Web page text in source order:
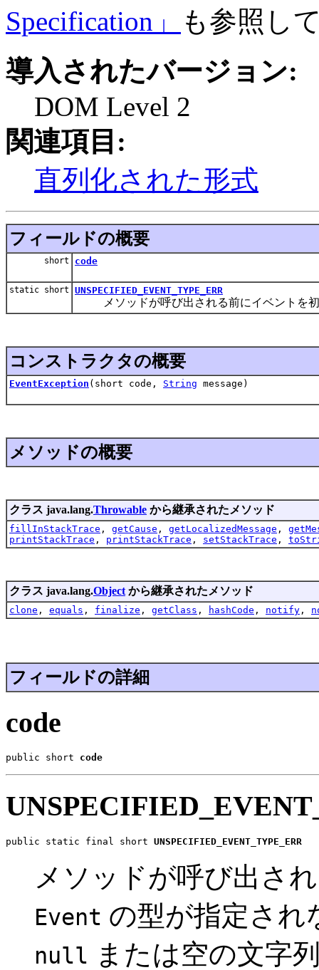
Specification」
も参照し
導入されたバージョン:
DOM Level 2
関連項目:
直列化された形式
フィールドの概要
short code
static short UNSPECIFIED_EVENT_TYPE_ERR
メソッドが呼び出される前にイベントを
コンストラクタの概要
EventException (short code, String message)
メソッドの概要
クラス java.lang.Throwable から継承されたメソッド
fillInStackTrace , getCause , getLocalizedMessage ,
printStackTrace , printStackTrace , setStackTrace ,
クラス java.lang.Object から継承されたメソッド
clone , equals , finalize , getClass , hashCode , notify ,
フィールドの詳細
code
public short code
public static final short UNSPECIFIED_EVENT_TYPE_ERR
メソッドが呼び出さ
Event の型が指定され
null または空の文字